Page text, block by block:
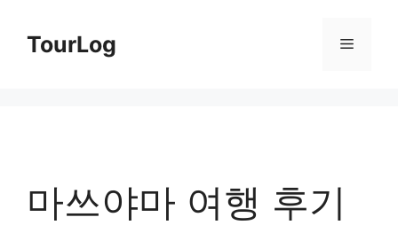
TourLog 메
마쓰야마 여행 후기